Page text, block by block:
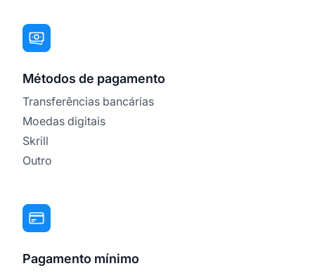
Métodos de pagamento
Transferências bancárias
Moedas digitais
Skrill
Outro
Pagamento mínimo